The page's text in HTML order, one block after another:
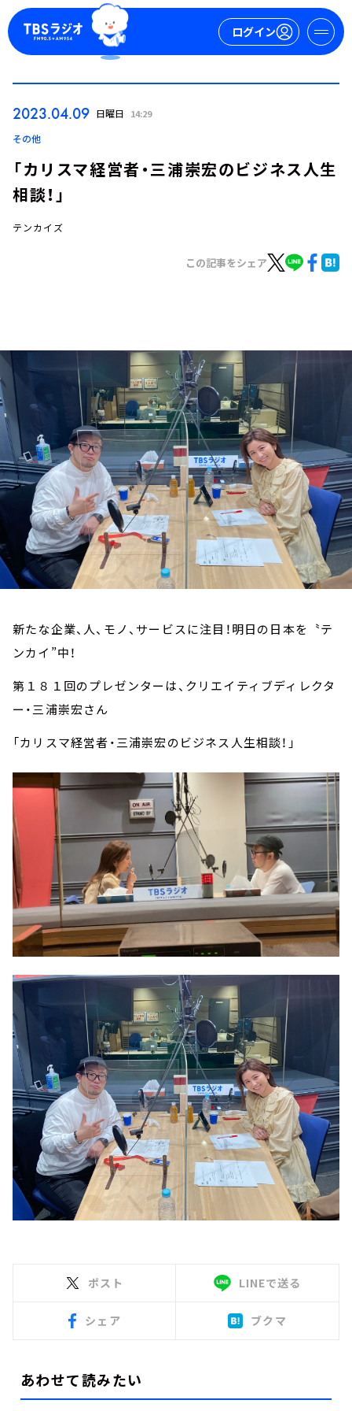
ログイン
お知らせ
イベント・グッズ
YouTube
会社情報
2023.04.09 日曜日 14:29
その他
「カリスマ経営者・三浦崇宏のビジネス人生
相談！」
テンカイズ
この記事をシェア
新たな企業、人、モノ、サービスに注目！明日の日本を〝テ
ンカイ”中！
第１８１回のプレゼンターは、クリエイティブディレクタ
ー・三浦崇宏さん
「カリスマ経営者・三浦崇宏のビジネス人生相談！」
ポスト LINEで送る
シェア ブクマ
あわせて読みたい